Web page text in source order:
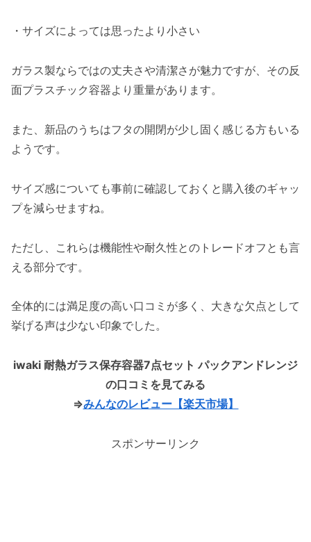
サイズ違い7点セットで使い分けできる
ンドレンジの口コミ評判まとめ
・サイズによっては思ったより小さい
ガラス製ならではの丈夫さや清潔さが魅力ですが、その反
面プラスチック容器より重量があります。
また、新品のうちはフタの開閉が少し固く感じる方もいる
ようです。
サイズ感についても事前に確認しておくと購入後のギャッ
プを減らせますね。
ただし、これらは機能性や耐久性とのトレードオフとも言
える部分です。
全体的には満足度の高い口コミが多く、大きな欠点として
挙げる声は少ない印象でした。
iwaki 耐熱ガラス保存容器7点セット パックアンドレンジ
の口コミを見てみる
⇒みんなのレビュー【楽天市場】
スポンサーリンク